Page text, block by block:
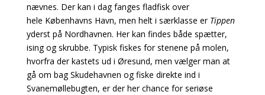
nævnes. Der kan i dag fanges fladfisk over
hele Københavns Havn, men helt i særklasse er Tippen
yderst på Nordhavnen. Her kan findes både spætter,
ising og skrubbe. Typisk fiskes for stenene på molen,
hvorfra der kastets ud i Øresund, men vælger man at
gå om bag Skudehavnen og fiske direkte ind i
Svanemøllebugten, er der herchance for seriøse